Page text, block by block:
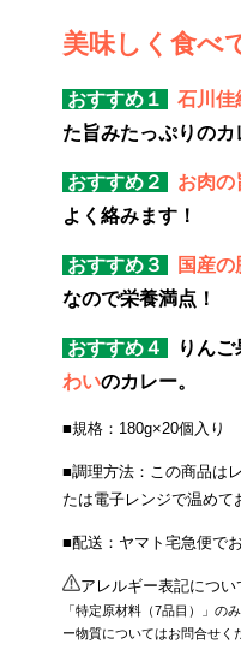
美味しく食べ
おすすめ１ 石川佳
た旨みたっぷりのカ
おすすめ２ お肉の
よく絡みます！
おすすめ３ 国産の
なので栄養満点！
おすすめ４ りん
わいのカレー。
■規格：180g×20個入り
■調理方法：この商品は
たは電子レンジで温めて
■配送：ヤマト宅急便で
アレルギー表記につい
「特定原材料（7品目）」の
ー物質についてはお問合せく